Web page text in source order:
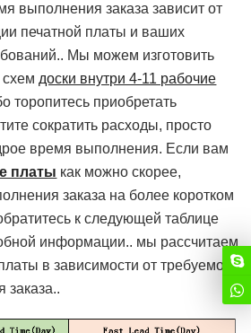
выполнения заказа зависит от
печатной платы и ваших
Мы можем изготовить
доски внутри 4-11 рабочие
торопитесь приобретать
сократить расходы, просто
время выполнения. Если вам
платы как можно скорее,
заказа на более коротком
к следующей таблице
информации.. мы рассчитаем
в зависимости от требуемого
заказа..